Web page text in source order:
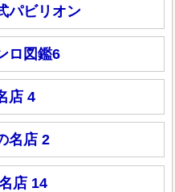
パビリオン
ロ図鑑6
店 4
名店 2
店 14